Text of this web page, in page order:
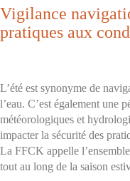
Vigilance
pratiques aux
L’été est synonyme de
l’eau. C’est également une
météorologiques et
impacter la sécurité des
La FFCK appelle
tout au long de la saison